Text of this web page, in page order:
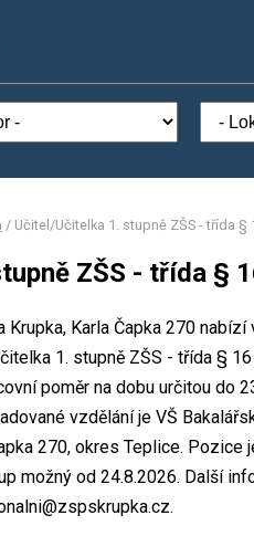
/ Učitel/Učitelka 1. stupně ZŠS - třída §
ZŠS - třída §
Krupka, Karla Čapka 270
1. stupně ZŠS - třída §
poměr na dobu určitou do
vzdělání je VŠ
270, okres Teplice.
možný od 24.8.2026. Další